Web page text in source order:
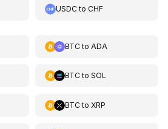
USDCtoCHF
BTCto ADA
BTCto SOL
BTCto XRP